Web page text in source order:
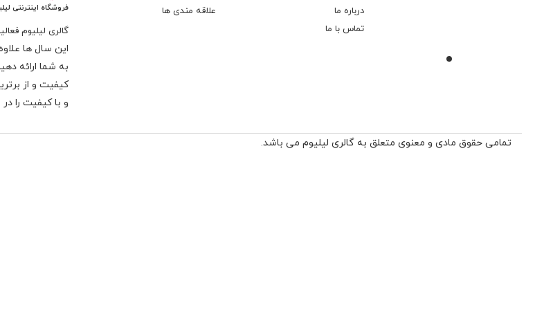
درباره ما
تماس با ما
علاقه مندی ها
فروشگاه اینترنتی
گالری لیلیوم
این سال ها
به شما ارائه
کیفیت و از
و با کیفیت را
تمامی حقوق مادی و معنوی متعلق به گالری لیلیوم می باشد.